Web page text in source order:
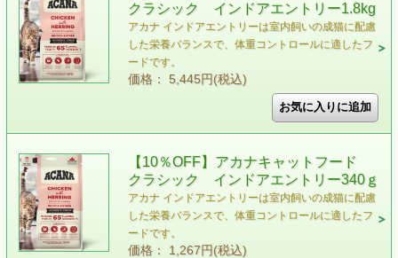
クラシック インドアエントリー1.8kg
アカナ インドアエントリーは室内飼いの成猫に配慮
した栄養バランスで、体重コントロールに適したフ
ードです。
価格： 5,445円(税込)
【10％OFF】アカナキャットフード
クラシック インドアエントリー340ｇ
アカナ インドアエントリーは室内飼いの成猫に配慮
した栄養バランスで、体重コントロールに適したフ
ードです。
価格： 1,267円(税込)